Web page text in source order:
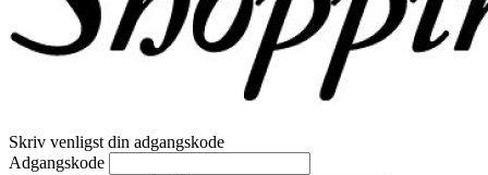
Skriv venligst din adgangskode
Adgangskode